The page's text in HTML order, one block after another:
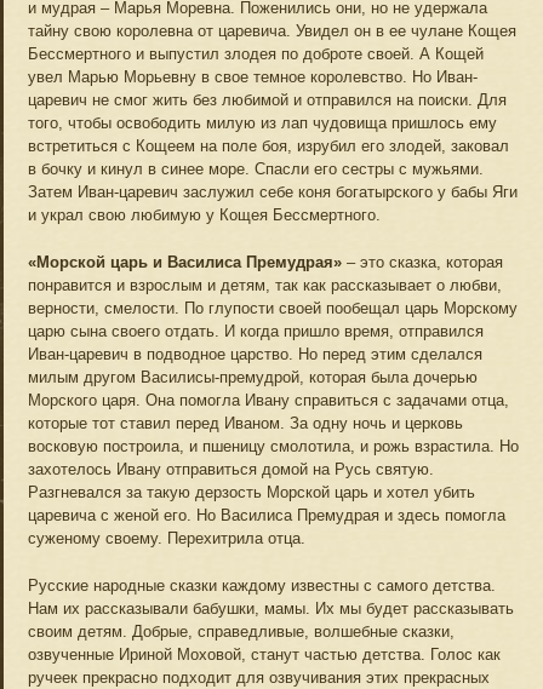
и мудрая – Марья Моревна. Поженились они, но не удержала
тайну свою королевна от царевича. Увидел он в ее чулане Кощея
Бессмертного и выпустил злодея по доброте своей. А Кощей
увел Марью Морьевну в свое темное королевство. Но Иван-
царевич не смог жить без любимой и отправился на поиски. Для
того, чтобы освободить милую из лап чудовища пришлось ему
встретиться с Кощеем на поле боя, изрубил его злодей, заковал
в бочку и кинул в синее море. Спасли его сестры с мужьями.
Затем Иван-царевич заслужил себе коня богатырского у бабы Яги
и украл свою любимую у Кощея Бессмертного.
«Морской царь и Василиса Премудрая» – это сказка, которая
понравится и взрослым и детям, так как рассказывает о любви,
верности, смелости. По глупости своей пообещал царь Морскому
царю сына своего отдать. И когда пришло время, отправился
Иван-царевич в подводное царство. Но перед этим сделался
милым другом Василисы-премудрой, которая была дочерью
Морского царя. Она помогла Ивану справиться с задачами отца,
которые тот ставил перед Иваном. За одну ночь и церковь
восковую построила, и пшеницу смолотила, и рожь взрастила. Но
захотелось Ивану отправиться домой на Русь святую.
Разгневался за такую дерзость Морской царь и хотел убить
царевича с женой его. Но Василиса Премудрая и здесь помогла
суженому своему. Перехитрила отца.
Русские народные сказки каждому известны с самого детства.
Нам их рассказывали бабушки, мамы. Их мы будет рассказывать
своим детям. Добрые, справедливые, волшебные сказки,
озвученные Ириной Моховой, станут частью детства. Голос как
ручеек прекрасно подходит для озвучивания этих прекрасных